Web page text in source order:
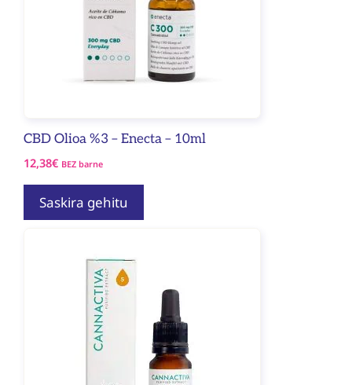
CBD Olioa %3 – Enecta – 10ml
12,38€ BEZ barne
Saskira gehitu